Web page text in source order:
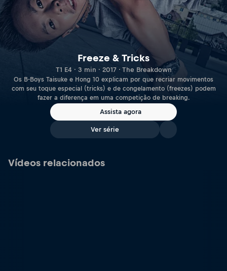
Freeze & Tricks
T1 E4 · 3 min · 2017 · The Breakdown
Os B-Boys Taisuke e Hong 10 explicam por que recriar movimentos
com seu toque especial (tricks) e de congelamento (freezes) podem
fazer a diferença em uma competição de breaking.
Assista agora
Ver série
Vídeos relacionados